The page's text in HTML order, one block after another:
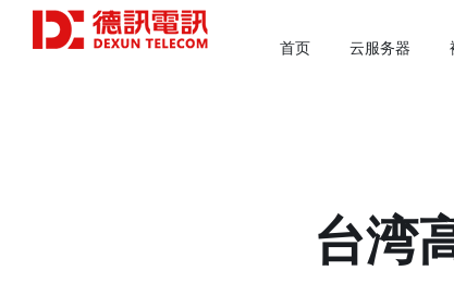
首页 云服务器
台湾